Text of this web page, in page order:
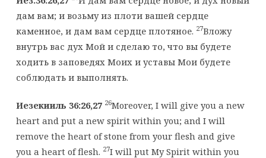
дам вам; и возьму из плоти вашей сердце
каменное, и дам вам сердце плотяное. 27Вложу
внутрь вас дух Мой и сделаю то, что вы будете
ходить в заповедях Моих и уставы Мои будете
соблюдать и выполнять.
Иезекииль 36:26,27 26Moreover, I will give you a new
heart and put a new spirit within you; and I will
remove the heart of stone from your flesh and give
you a heart of flesh. 27I will put My Spirit within you